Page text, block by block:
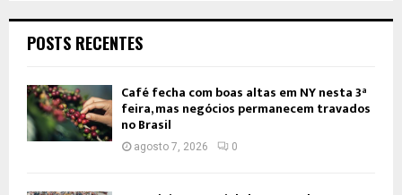
POSTS RECENTES
Café fecha com boas altas em NY nesta 3ª
feira, mas negócios permanecem travados
no Brasil
agosto 7, 2026 0